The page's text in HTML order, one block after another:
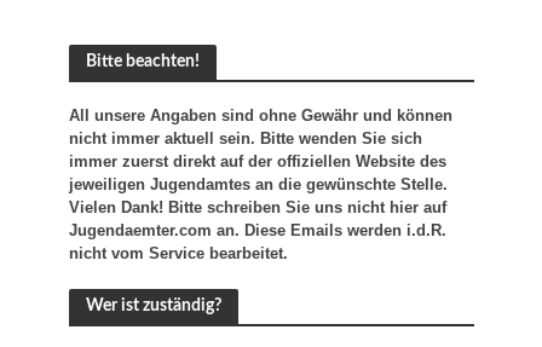
Bitte beachten!
All unsere Angaben sind ohne Gewähr und können
nicht immer aktuell sein. Bitte wenden Sie sich
immer zuerst direkt auf der offiziellen Website des
jeweiligen Jugendamtes an die gewünschte Stelle.
Vielen Dank! Bitte schreiben Sie uns nicht hier auf
Jugendaemter.com an. Diese Emails werden i.d.R.
nicht vom Service bearbeitet.
Wer ist zuständig?